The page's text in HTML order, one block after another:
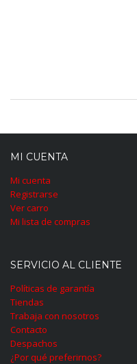
MI CUENTA
Mi cuenta
Registrarse
Ver carro
Mi lista de compras
SERVICIO AL CLIENTE
Políticas de garantía
Tiendas
Trabaja con nosotros
Contacto
Despachos
¿Por qué preferirnos?